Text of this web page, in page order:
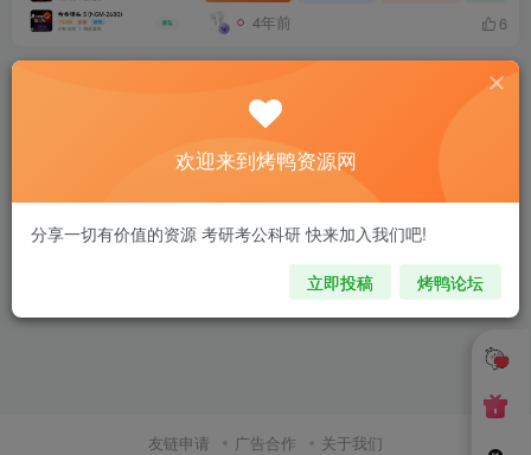
4年前 6
友链申请 广告合作 关于我们
欢迎来到烤鸭资源网
分享一切有价值的资源 考研考公科研 快来加入我们吧!
立即投稿 烤鸭论坛